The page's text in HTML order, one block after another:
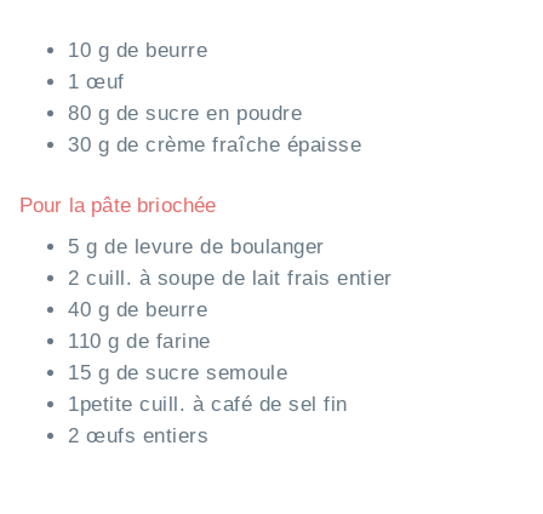
10 g de beurre
1 œuf
80 g de sucre en poudre
30 g de crème fraîche épaisse
Pour la pâte briochée
5 g de levure de boulanger
2 cuill. à soupe de lait frais entier
40 g de beurre
110 g de farine
15 g de sucre semoule
1petite cuill. à café de sel fin
2 œufs entiers